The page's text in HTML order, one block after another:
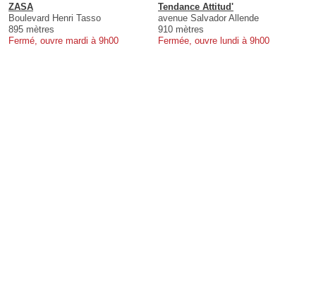
ZASA
Boulevard Henri Tasso
895 mètres
Fermé, ouvre mardi à 9h00
Tendance Attitud'
avenue Salvador Allende
910 mètres
Fermée, ouvre lundi à 9h00